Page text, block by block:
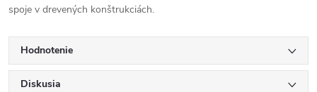
spoje v drevených konštrukciách.
Hodnotenie
Diskusia